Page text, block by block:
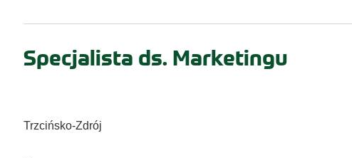
Specjalista ds. Marketingu
Trzcińsko-Zdrój